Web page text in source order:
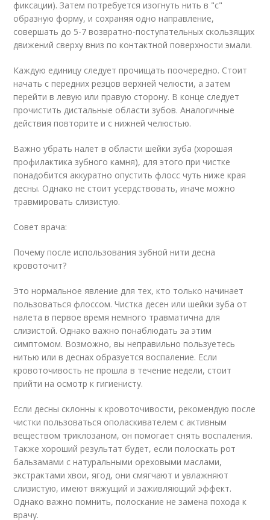
фиксации). Затем потребуется изогнуть нить в "с"
образную форму, и сохраняя одно направление,
совершать до 5-7 возвратно-поступательных скользящих
движений сверху вниз по контактной поверхности эмали.
Каждую единицу следует прочищать поочередно. Стоит
начать с передних резцов верхней челюсти, а затем
перейти в левую или правую сторону. В конце следует
прочистить дистальные области зубов. Аналогичные
действия повторите и с нижней челюстью.
Важно убрать налет в области шейки зуба (хорошая
профилактика зубного камня), для этого при чистке
понадобится аккуратно опустить флосс чуть ниже края
десны. Однако не стоит усердствовать, иначе можно
травмировать слизистую.
Совет врача:
Почему после использования зубной нити десна
кровоточит?
Это нормальное явление для тех, кто только начинает
пользоваться флоссом. Чистка десен или шейки зуба от
налета в первое время немного травматична для
слизистой. Однако важно понаблюдать за этим
симптомом. Возможно, вы неправильно пользуетесь
нитью или в деснах образуется воспаление. Если
кровоточивость не прошла в течение недели, стоит
прийти на осмотр к гигиенисту.
Если десны склонны к кровоточивости, рекомендую после
чистки пользоваться ополаскивателем с активным
веществом триклозаном, он помогает снять воспаления.
Также хороший результат будет, если полоскать рот
бальзамами с натуральными ореховыми маслами,
экстрактами хвои, ягод, они смягчают и увлажняют
слизистую, имеют вяжущий и заживляющий эффект.
Однако важно помнить, полоскание не замена похода к
врачу.